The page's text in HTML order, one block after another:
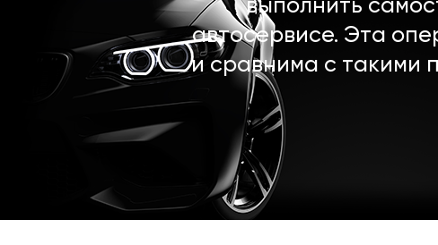
выполнить
автосервисе. Эта
и сравнима с такими